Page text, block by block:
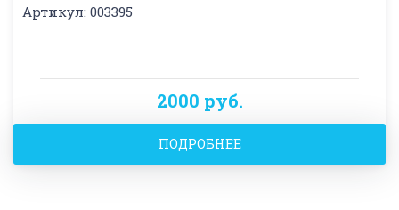
Артикул: 003395
2000 руб.
ПОДРОБНЕЕ